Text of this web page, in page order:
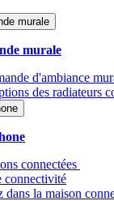
murale
murale
d'ambiance
des radiateurs
connectées
connectivité
dans la maison